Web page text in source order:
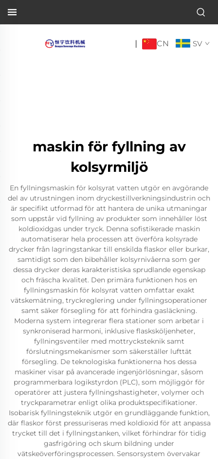
| CN SV
maskin för fyllning av
kolsyrmiljö
En fyllningsmaskin för kolsyrat vatten utgör en avgörande
del av utrustningen inom dryckestillverkningsindustrin och
är specifikt utformad för att hantera de unika utmaningar
som uppstår vid fyllning av produkter som innehåller löst
koldioxidgas under tryck. Denna sofistikerade maskin
automatiserar hela processen att överföra kolsyrade
drycker från lagringstankar till enskilda flaskor eller burkar,
samtidigt som den bibehåller kolsyrnivåerna som ger
dessa drycker deras karakteristiska sprudlande egenskap
och fräscha kvalitet. Den primära funktionen hos en
fyllningsmaskin för kolsyrat vatten omfattar exakt
vätskemätning, tryckreglering under fyllningsoperationer
samt säker försegling för att förhindra gasläckning.
Moderna system integrerar flera stationer som arbetar i
synkroniserad harmoni, inklusive flasksköljenheter,
fyllningsventiler med mottrycksteknik samt
förslutningsmekanismer som säkerställer lufttät
försegling. De teknologiska funktionerna hos dessa
maskiner visar på avancerade ingenjörlösningar, såsom
programmerbara logikstyrdon (PLC), som möjliggör för
operatörer att justera fyllningshastigheter, volymer och
tryckparametrar enligt olika produktspecifikationer.
Isobarisk fyllningsteknik utgör en grundläggande funktion,
där flaskor först pressuriseras med koldioxid för att anpassa
trycket till det i fyllningstanken, vilket förhindrar för tidig
gasfrigöring och skum bildning under
vätskeöverföringsprocessen. Sensorsystem övervakar